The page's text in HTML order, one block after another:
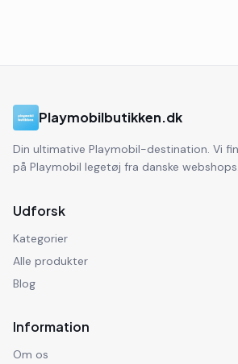
Playmobilbutikken.dk
Din ultimative Playmobil-destination. Vi
på Playmobil legetøj fra danske webshops.
Udforsk
Kategorier
Alle produkter
Blog
Information
Om os